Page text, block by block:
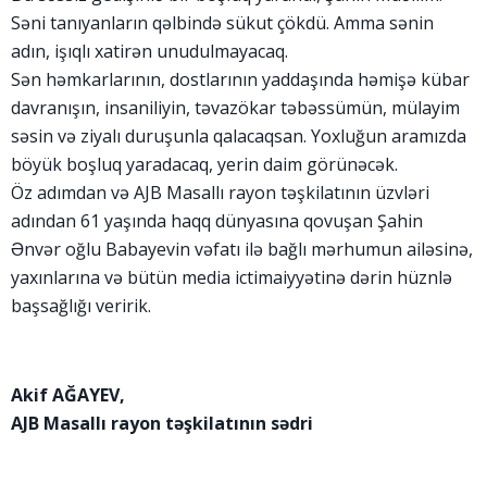
Səni tanıyanların qəlbində sükut çökdü. Amma sənin
adın, işıqlı xatirən unudulmayacaq.
Sən həmkarlarının, dostlarının yaddaşında həmişə kübar
davranışın, insaniliyin, təvazökar təbəssümün, mülayim
səsin və ziyalı duruşunla qalacaqsan. Yoxluğun aramızda
böyük boşluq yaradacaq, yerin daim görünəcək.
Öz adımdan və AJB Masallı rayon təşkilatının üzvləri
adından 61 yaşında haqq dünyasına qovuşan Şahin
Ənvər oğlu Babayevin vəfatı ilə bağlı mərhumun ailəsinə,
yaxınlarına və bütün media ictimaiyyətinə dərin hüznlə
başsağlığı veririk.
Akif AĞAYEV,
AJB Masallı rayon təşkilatının sədri